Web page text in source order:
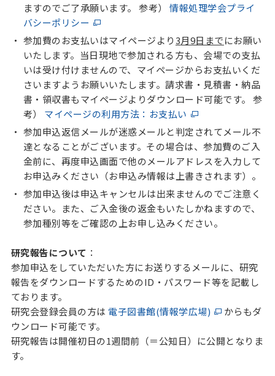
ますのでご了承願います。 参考）情報処理学会プライ
バシーポリシー
参加費のお支払いはマイページより3月9日までにお願い
いたします。当日現地で参加される方も、会場での支払
いは受け付けませんので、マイページからお支払いくだ
さいますようお願いいたします。請求書・見積書・納品
書・領収書もマイページよりダウンロード可能です。 参
考） マイページの利用方法：お支払い
参加申込返信メールが迷惑メールと判定されてメール不
達となることがございます。その場合は、参加費のご入
金前に、再度申込画面で他のメールアドレスを入力して
お申込みください（お申込み情報は上書きされます）。
参加申込後は申込キャンセルは出来ませんのでご注意く
ださい。また、ご入金後の返金もいたしかねますので、
参加種別等をご確認の上お申し込みください。
研究報告について ：
参加申込をしていただいた方にお送りするメールに、研究
報告をダウンロードするためのID・パスワード等を記載し
ております。
研究会登録会員の方は 電子図書館(情報学広場)
からもダ
ウンロード可能です。
研究報告は開催初日の1週間前（＝公知日）に公開となりま
す。